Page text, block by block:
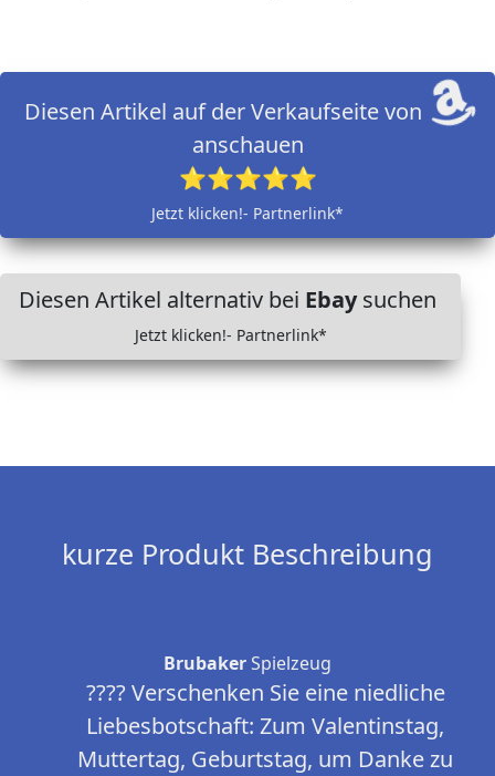
Diesen Artikel auf der Verkaufseite von
anschauen
⭐⭐⭐⭐⭐
Jetzt klicken!- Partnerlink*
Diesen Artikel alternativ bei Ebaysuchen
Jetzt klicken!- Partnerlink*
kurze Produkt Beschreibung
BrubakerSpielzeug
???? Verschenken Sie eine niedliche
Liebesbotschaft: Zum Valentinstag,
Muttertag, Geburtstag, um Danke zu